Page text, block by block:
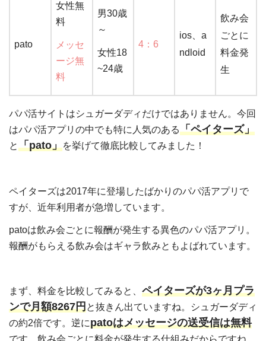
pato
女性無
料
メッセ
ージ無
料
男30歳
～
女性18
~24歳
4：6
ios、a
ndloid
飲み会
ごとに
料金発
生
パパ活サイトはシュガーダディだけではありません。今回
はパパ活アプリの中でも特に人気のある「ペイターズ」
と「pato」を挙げて徹底比較してみました！
ペイターズは2017年に登場したばかりのパパ活アプリで
すが、近年利用者が急増しています。
patoは飲み会ごとに報酬が発生する異色のパパ活アプリ。
報酬がもらえる飲み会はギャラ飲みともよばれています。
まず、料金を比較してみると、 ペイターズが3ヶ月プラ
ンで月額8267円と抜きん出ていますね。シュガーダディ
の約2倍です。逆にpatoはメッセージの送受信は無料